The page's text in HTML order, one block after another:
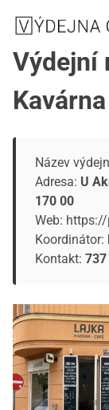
Výdejní
Název
Adresa: U
170 00
Web:
Koordinátor:
Kontakt: